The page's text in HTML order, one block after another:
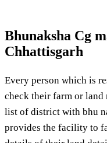
Bhunaksha Cg
Chhattisgarh
Every person which is
check their farm or land
list of district with bhu
provides the facility to